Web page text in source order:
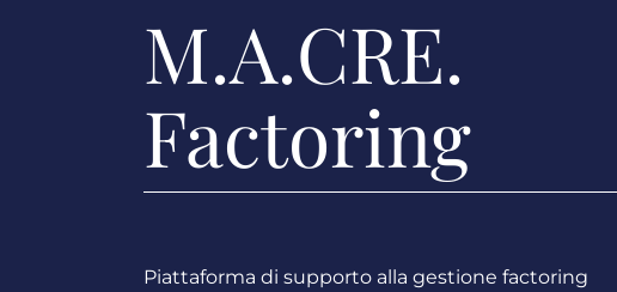
M.A.CRE.
Factoring
Piattaforma di supporto alla gestione factoring